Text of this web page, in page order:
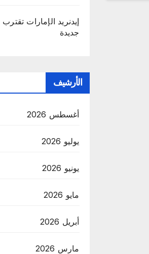
جديدة
الأرشيف
أغسطس 2026
يوليو 2026
يونيو 2026
مايو 2026
أبريل 2026
مارس 2026